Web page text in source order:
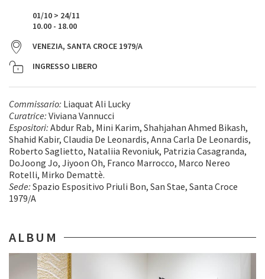
01/10 > 24/11
10.00 - 18.00
VENEZIA, SANTA CROCE 1979/A
INGRESSO LIBERO
Commissario: Liaquat Ali Lucky
Curatrice: Viviana Vannucci
Espositori: Abdur Rab, Mini Karim, Shahjahan Ahmed Bikash,
Shahid Kabir, Claudia De Leonardis, Anna Carla De Leonardis,
Roberto Saglietto, Nataliia Revoniuk, Patrizia Casagranda,
DoJoong Jo, Jiyoon Oh, Franco Marrocco, Marco Nereo
Rotelli, Mirko Demattè.
Sede: Spazio Espositivo Priuli Bon, San Stae, Santa Croce
1979/A
ALBUM